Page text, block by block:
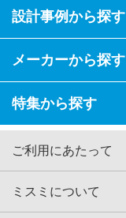
設計事例から探す
メーカーから探す
特集から探す
ご利用にあたって
ミスミについて